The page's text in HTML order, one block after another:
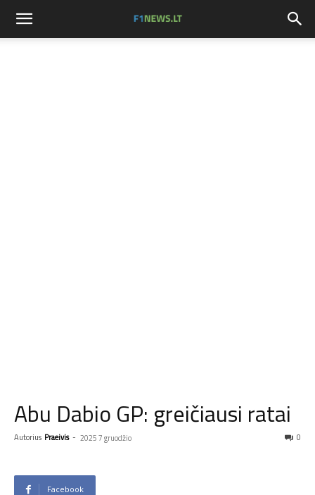
Abu Dabio GP: greičiausi ratai
Autorius Praeivis - 2025 7 gruodžio 0
Facebook